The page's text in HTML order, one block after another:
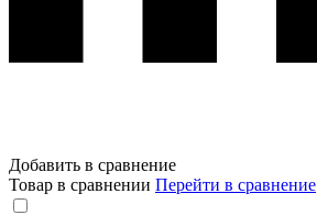
Добавить в сравнение
Товар в сравнении Перейти в сравнение